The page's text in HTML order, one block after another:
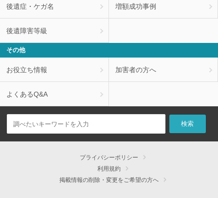
後遺症・ケガ名 増額成功事例
後遺障害等級
その他
お役立ち情報 加害者の方へ
よくあるQ&A
プライバシーポリシー
利用規約
掲載情報の削除・変更をご希望の方へ